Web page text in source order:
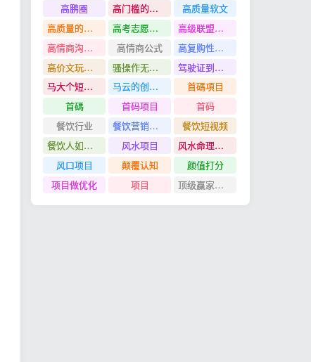
高鹏圈
高门槛的生意
高质量软文
高质量的问答和知识分享
高考志愿填报
高级联盟营销教程
高情商沟通管理课
高情商公式
高复购性行业
高价文玩众筹分红项目
骚操作无脑裂变
驾驶证到期换证
马大个短视频投放课
马云的创业故事
首碼項目
首碼
首码项目
首码
餐饮行业
餐饮营销管理特训班
餐饮短视频
餐饮人如何用团购给门店拓客
风水项目
风水命理项目
风口项目
颠覆认知
颜值打分
项目做优化
项目 顶级赢家思维